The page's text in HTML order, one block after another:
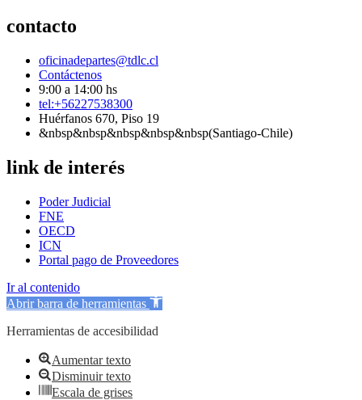
contacto
oficinadepartes@tdlc.cl
Contáctenos
9:00 a 14:00 hs
tel:+56227538300
Huérfanos 670, Piso 19
&nbsp&nbsp&nbsp&nbsp&nbsp(Santiago-Chile)
link de interés
Poder Judicial
FNE
OECD
ICN
Portal pago de Proveedores
Ir al contenido
Abrir barra de herramientas
Herramientas de accesibilidad
Aumentar texto
Disminuir texto
Escala de grises